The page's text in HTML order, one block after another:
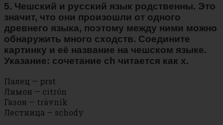
5. Чешский и русский язык родственны. Это
значит, что они произошли от одного
древнего языка, поэтому между ними можно
обнаружить много сходств. Соедините
картинку и её название на чешском языке.
Указание: сочетание ch читается как х.
Палец — prst
Лимон — citrón
Газон — trávník
Лестница — schody